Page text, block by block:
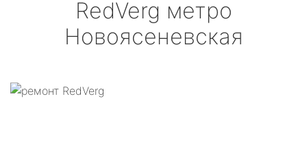
RedVerg метро
Новоясеневская